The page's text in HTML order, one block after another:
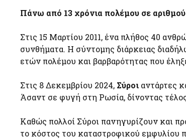
Πάνω από 13 χρόνια πολέμου σε
Στις 15 Μαρτίου 2011, ένα πλήθος 40
συνθήματα. Η σύντομης διάρκειας
ετών πολέμου και βαρβαρότητας που
Στις 8 Δεκεμβρίου 2024, Σύροι αντάρτες
Άσαντ σε φυγή στη Ρωσία, δίνοντας
Καθώς πολλοί Σύροι πανηγυρίζουν και
το κόστος του καταστροφικού εμφυλίου